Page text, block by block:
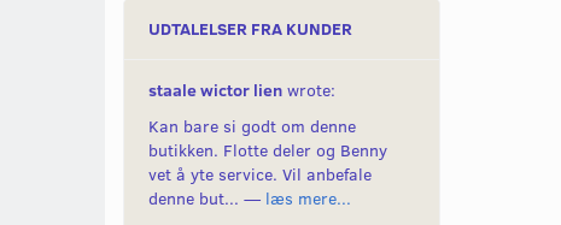
UDTALELSER FRA KUNDER
staale wictor lien wrote:
Kan bare si godt om denne
butikken. Flotte deler og Benny
vet å yte service. Vil anbefale
denne but... — læs mere...